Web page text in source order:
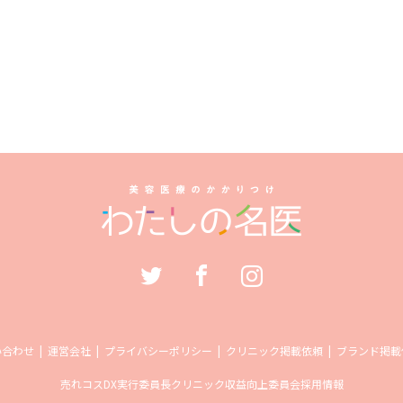
わせ 運営会社 プライバシーポリシー クリニック掲載依頼 ブランド掲
売れコスDX実行委員長クリニック収益向上委員会採用情報